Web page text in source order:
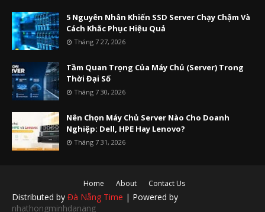
5 Nguyên Nhân Khiến SSD Server Chạy Chậm Và
Cách Khắc Phục Hiệu Quả
Tháng 7 27, 2026
Tầm Quan Trọng Của Máy Chủ (Server) Trong
Thời Đại Số
Tháng 7 30, 2026
Nên Chọn Máy Chủ Server Nào Cho Doanh
Nghiệp: Dell, HPE Hay Lenovo?
Tháng 7 31, 2026
Home About Contact Us
Distributed by Đà Nẵng Time | Powered by
nhathongminhdanang